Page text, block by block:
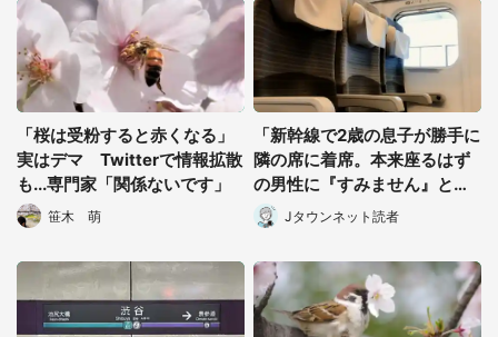
「桜は受粉すると赤くなる」
実はデマ Twitterで情報拡散
も...専門家「関係ないです」
笹木 萌
「新幹線で2歳の息子が勝手に
隣の席に着席。本来座るはず
の男性に『すみません』と謝
ったら...」（東京都・30代女
性）
Jタウンネット読者